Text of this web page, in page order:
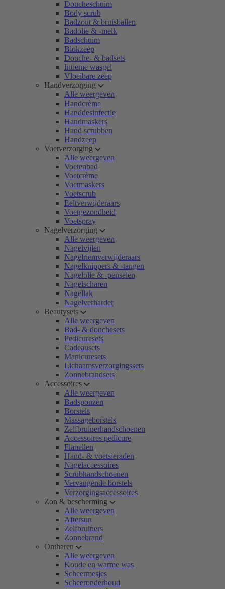
Doucheschuim
Body scrub
Badzout & bruisballen
Badolie & -melk
Badschuim
Blokzeep
Douche- & badsets
Intieme wasgel
Vloeibare zeep
Handverzorging
Alle weergeven
Handcrème
Handdesinfectie
Handmaskers
Hand scrubben
Handzeep
Voetverzorging
Alle weergeven
Voetenbad
Voetcrème
Voetmaskers
Voetscrub
Eeltverwijderaars
Voetgezondheid
Voetspray
Nagelverzorging
Alle weergeven
Nagelvijlen
Nagelriemverwijderaars
Nagelknippers & -tangen
Nagelolie & -penselen
Nagelscharen
Nagellak
Nagelverharder
Beautysets
Alle weergeven
Bad- & douchesets
Pedicuresets
Cadeausets
Manicuresets
Lichaamsverzorgingssets
Zonnebrandsets
Accessoires
Alle weergeven
Badsponzen
Borstels
Massageborstels
Zelfbruinerhandschoenen
Accessoires pedicure
Flanellen
Hand- & voetsieraden
Nagelaccessoires
Scrubhandschoenen
Vervangende borstels
Verzorgingsaccessoires
Zon & bescherming
Alle weergeven
Aftersun
Zelfbruiners
Zonnebrand
Ontharen
Alle weergeven
Koude en warme was
Scheermesjes
Scheeronderhoud